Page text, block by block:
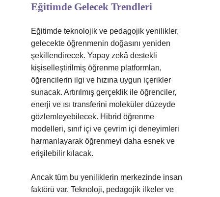
Eğitimde Gelecek Trendleri
Eğitimde teknolojik ve pedagojik yenilikler,
gelecekte öğrenmenin doğasını yeniden
şekillendirecek. Yapay zekâ destekli
kişiselleştirilmiş öğrenme platformları,
öğrencilerin ilgi ve hızına uygun içerikler
sunacak. Artırılmış gerçeklik ile öğrenciler,
enerji ve ısı transferini moleküler düzeyde
gözlemleyebilecek. Hibrid öğrenme
modelleri, sınıf içi ve çevrim içi deneyimleri
harmanlayarak öğrenmeyi daha esnek ve
erişilebilir kılacak.
Ancak tüm bu yeniliklerin merkezinde insan
faktörü var. Teknoloji, pedagojik ilkeler ve